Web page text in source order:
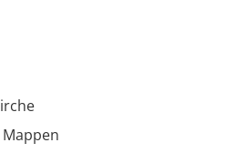
Mappen